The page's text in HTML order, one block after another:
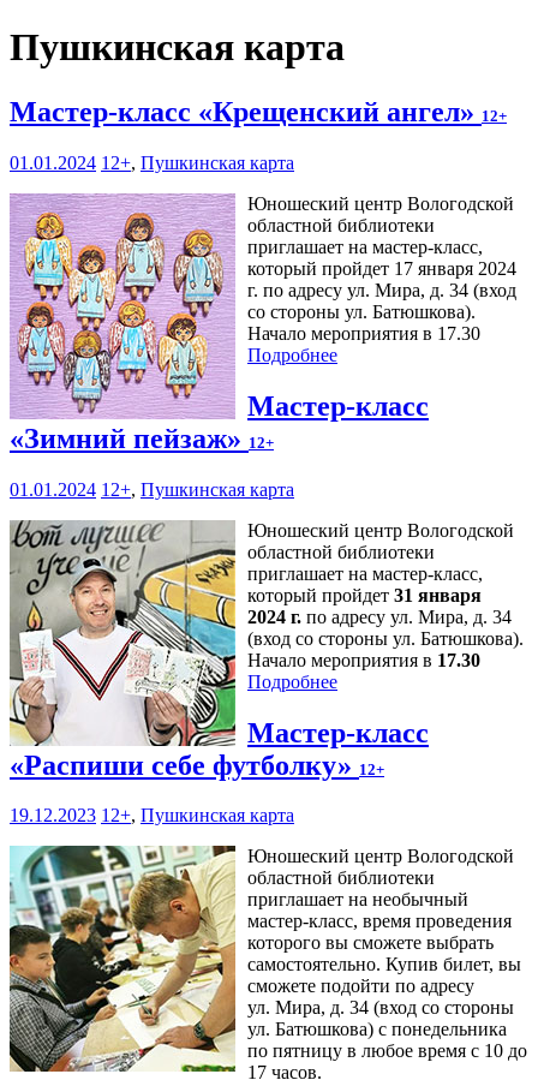
Пушкинская карта
Мастер-класс «Крещенский ангел» 12+
01.01.2024 12+, Пушкинская карта
Юношеский центр Вологодской
областной библиотеки
приглашает на мастер-класс,
который пройдет 17 января 2024
г. по адресу ул. Мира, д. 34 (вход
со стороны ул. Батюшкова).
Начало мероприятия в 17.30
Подробнее
Мастер-класс
«Зимний пейзаж» 12+
01.01.2024 12+, Пушкинская карта
Юношеский центр Вологодской
областной библиотеки
приглашает на мастер-класс,
который пройдет 31 января
2024 г. по адресу ул. Мира, д. 34
(вход со стороны ул. Батюшкова).
Начало мероприятия в 17.30
Подробнее
Мастер-класс
«Распиши себе футболку» 12+
19.12.2023 12+, Пушкинская карта
Юношеский центр Вологодской
областной библиотеки
приглашает на необычный
мастер-класс, время проведения
которого вы сможете выбрать
самостоятельно. Купив билет, вы
сможете подойти по адресу
ул. Мира, д. 34 (вход со стороны
ул. Батюшкова) с понедельника
по пятницу в любое время с 10 до
17 часов.